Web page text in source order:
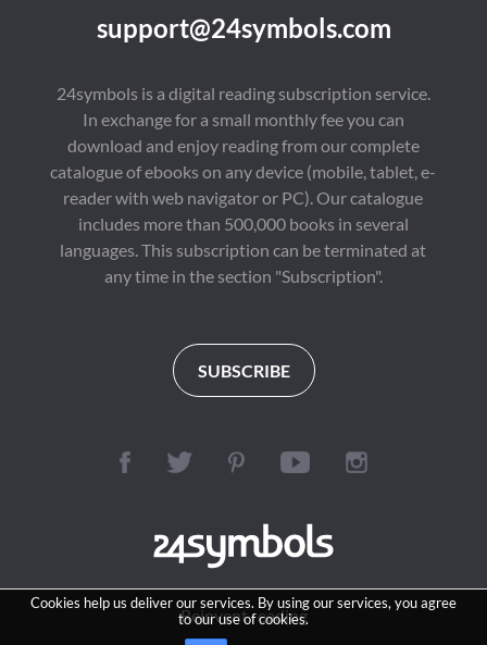
Cookies help us deliver our services. By using our services, you agree
to our use of cookies.
support@24symbols.com
24symbols is a digital reading subscription service.
In exchange for a small monthly fee you can
download and enjoy reading from our complete
catalogue of ebooks on any device (mobile, tablet, e-
reader with web navigator or PC). Our catalogue
includes more than 500,000 books in several
languages. This subscription can be terminated at
any time in the section "Subscription".
SUBSCRIBE
Reinvent reading